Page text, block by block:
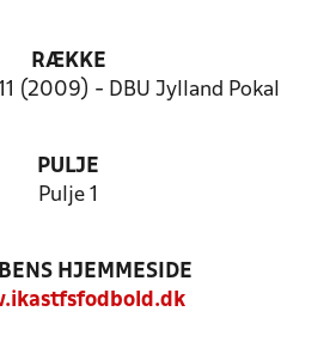
RÆKKE
(2009) - DBU Jylland Pokal
PULJE
Pulje 1
HJEMMESIDE